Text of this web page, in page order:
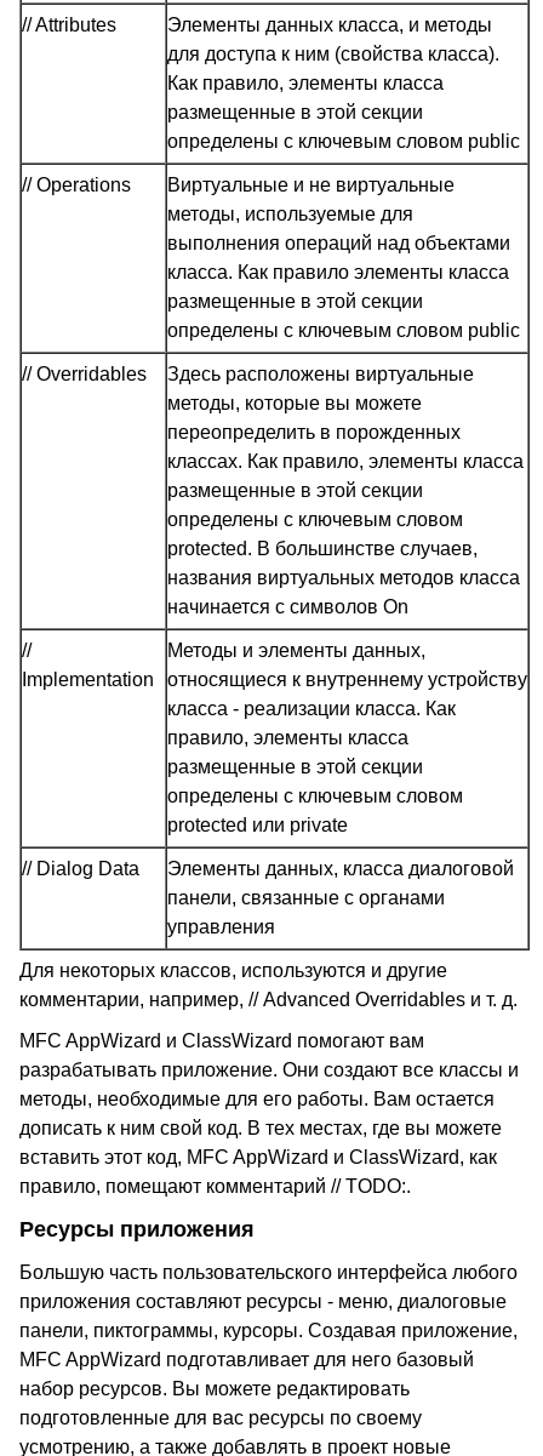
// Attributes
Элементы данных класса, и методы
для доступа к ним (свойства класса).
Как правило, элементы класса
размещенные в этой секции
определены с ключевым словом public
// Operations
Виртуальные и не виртуальные
методы, используемые для
выполнения операций над объектами
класса. Как правило элементы класса
размещенные в этой секции
определены с ключевым словом public
// Overridables
Здесь расположены виртуальные
методы, которые вы можете
переопределить в порожденных
классах. Как правило, элементы класса
размещенные в этой секции
определены с ключевым словом
protected. В большинстве случаев,
названия виртуальных методов класса
начинается с символов On
//
Implementation
Методы и элементы данных,
относящиеся к внутреннему устройству
класса - реализации класса. Как
правило, элементы класса
размещенные в этой секции
определены с ключевым словом
protected или private
// Dialog Data
Элементы данных, класса диалоговой
панели, связанные с органами
управления
Для некоторых классов, используются и другие
комментарии, например, // Advanced Overridables и т. д.
MFC AppWizard и ClassWizard помогают вам
разрабатывать приложение. Они создают все классы и
методы, необходимые для его работы. Вам остается
дописать к ним свой код. В тех местах, где вы можете
вставить этот код, MFC AppWizard и ClassWizard, как
правило, помещают комментарий // TODO:.
Ресурсы приложения
Большую часть пользовательского интерфейса любого
приложения составляют ресурсы - меню, диалоговые
панели, пиктограммы, курсоры. Создавая приложение,
MFC AppWizard подготавливает для него базовый
набор ресурсов. Вы можете редактировать
подготовленные для вас ресурсы по своему
усмотрению, а также добавлять в проект новые